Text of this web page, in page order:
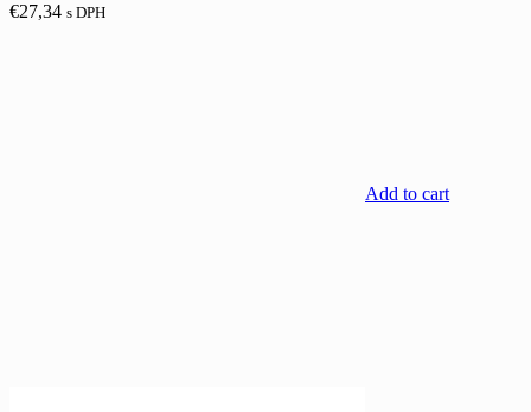
€27,34 s DPH
Add to cart